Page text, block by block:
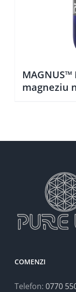
MAGNUS™
magneziu
COMENZI
Telefon: 0770